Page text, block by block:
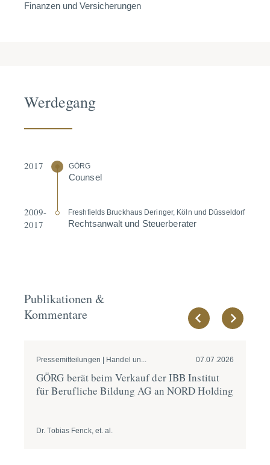
Finanzen und Versicherungen
Werdegang
2017 GÖRG
Counsel
2009-
2017
Fresh­fields Bruckhaus Deringer, Köln und Düsseldorf
Rechts­anwalt und Steuer­be­rater
Publikationen &
Kommentare
Pressemitteilungen | Handel un... 07.07.2026
GÖRG berät beim Verkauf der IBB Institut
für Beruf­liche Bildung AG an NORD Holding
Dr. Tobias Fenck, et. al.